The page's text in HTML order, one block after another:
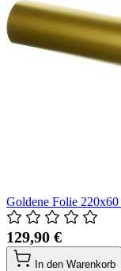
Goldene Folie
129,90 €
In den Warenkorb